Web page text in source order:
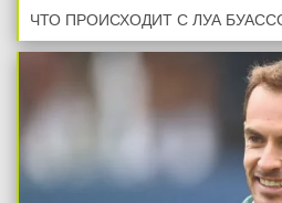
ЧТО ПРОИСХОДИТ С ЛУА